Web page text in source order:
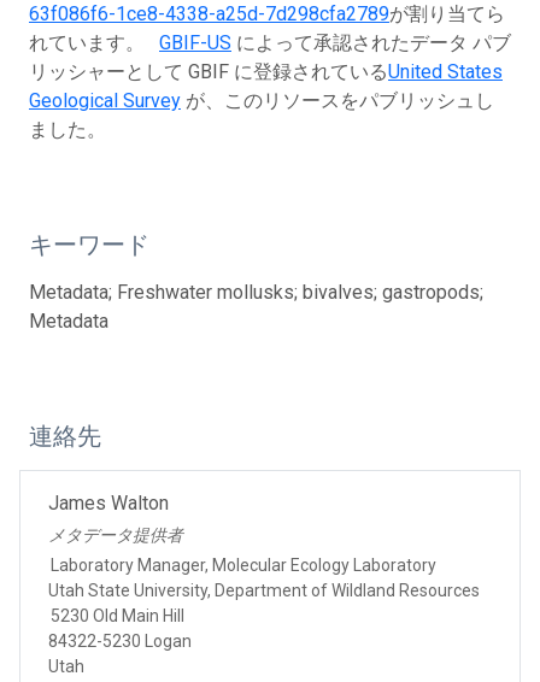
63f086f6-1ce8-4338-a25d-7d298cfa2789が割り当てら
れています。 GBIF-US によって承認されたデータ パブ
リッシャーとして GBIF に登録されているUnited States
Geological Survey が、このリソースをパブリッシュし
ました。
キーワード
Metadata; Freshwater mollusks; bivalves; gastropods;
Metadata
連絡先
James Walton
メタデータ提供者
Laboratory Manager, Molecular Ecology Laboratory
Utah State University, Department of Wildland Resources
5230 Old Main Hill
84322-5230 Logan
Utah